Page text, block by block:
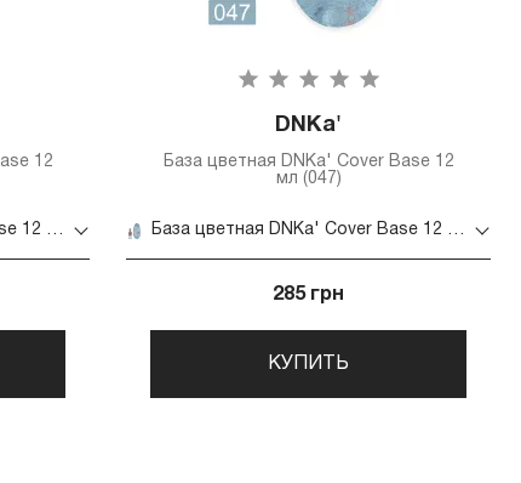
12
База цветная DNKa' Cover Base 12 мл (033)
DNKa'
База цветная DNKa' Cover Base 12
мл (047)
База цветная DNKa' Cover Base 12 мл (047)
285 грн
КУПИТЬ